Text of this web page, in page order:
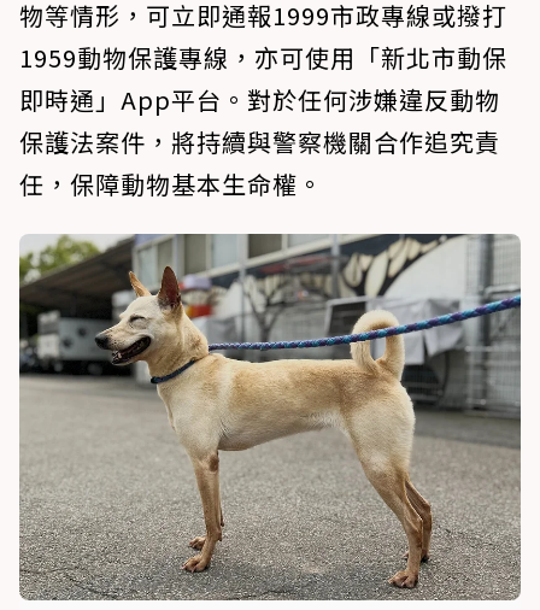
物等情形，可立即通報1999市政專線或撥打
1959動物保護專線，亦可使用「新北市動保
即時通」App平台。對於任何涉嫌違反動物
保護法案件，將持續與警察機關合作追究責
任，保障動物基本生命權。